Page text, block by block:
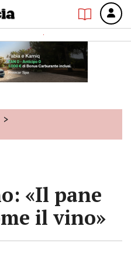
>
«Il pane
il vino»